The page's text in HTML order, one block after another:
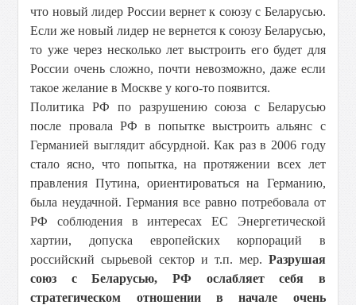
что новый лидер России вернет к союзу с Беларусью.
Если же новый лидер не вернется к союзу Беларусью,
то уже через несколько лет выстроить его будет для
России очень сложно, почти невозможно, даже если
такое желание в Москве у кого-то появится.
Политика РФ по разрушению союза с Беларусью
после провала РФ в попытке выстроить альянс с
Германией выглядит абсурдной. Как раз в 2006 году
стало ясно, что попытка, на протяжении всех лет
правления Путина, ориентироваться на Германию,
была неудачной. Германия все равно потребовала от
РФ соблюдения в интересах ЕС Энергетической
хартии, допуска европейских корпораций в
российский сырьевой сектор и т.п. мер. Разрушая
союз с Беларусью, РФ ослабляет себя в
стратегическом отношении в начале очень